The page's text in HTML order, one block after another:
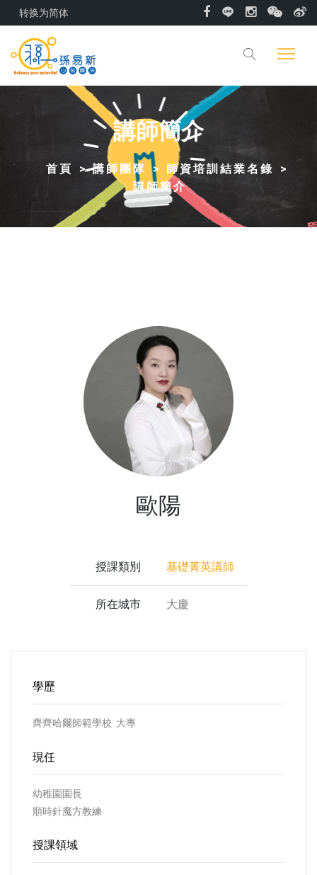
转换为简体
講師簡介
首頁 講師團隊
師資培訓結業名錄
講師簡介
歐陽
授課類別 基礎菁英講師
所在城市 大慶
學歷
齊齊哈爾師範學校 大專
現任
幼稚園園長
順時針魔方教練
授課領域